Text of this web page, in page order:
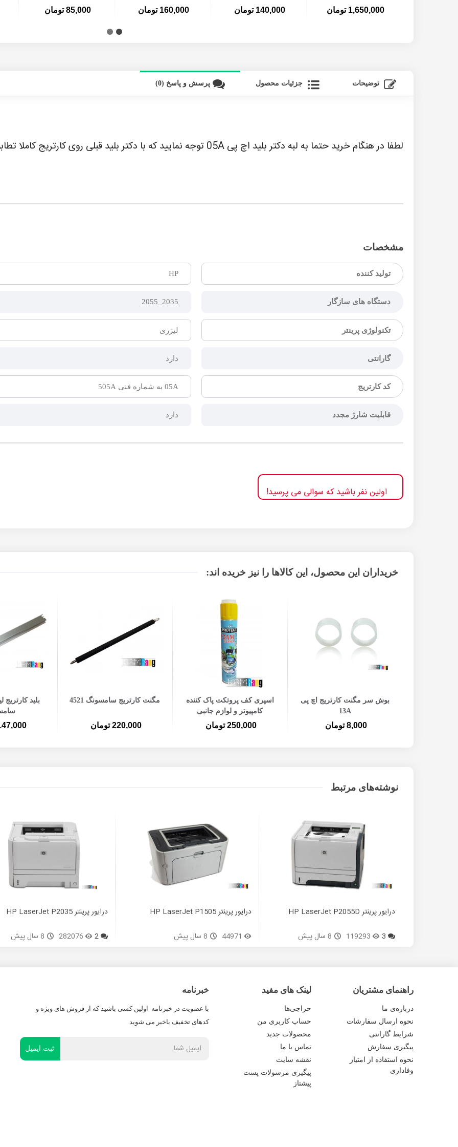
1,650,000 تومان 140,000 تومان 160,000 تومان 85,000 تومان
توضیحات جزئیات محصول پرسش و پاسخ (0)
لطفا در هنگام خرید حتما به لبه دکتر بلید اچ پی 05A توجه نمایید که با دکتر بلید قبلی روی کارتریج کاملا تطابق داشته باشد.
مشخصات
تولید کننده HP
دستگاه های سازگار 2035_2055
تکنولوژی پرینتر لیزری
گارانتی دارد
کد کارتریج 05A به شماره فنی 505A
قابلیت شارژ مجدد دارد
اولین نفر باشید که سوالی می پرسید!
خریداران این محصول، این کالاها را نیز خریده اند:
افزودن به سبد خرید
بوش سر مگنت کارتریج اچ پی
13A
8,000 تومان
افزودن به سبد خرید
اسپری کف پروتکت پاک کننده
کامپیوتر و لوازم جانبی
250,000 تومان
افزودن به سبد خرید
مگنت کارتریج سامسونگ 4521
220,000 تومان 147,000
نوشته‌های مرتبط
درایور پرینتر HP LaserJet P2055D
3
119293 8 سال پیش
درایور پرینتر HP LaserJet P1505
44971
8 سال پیش
درایور پرینتر HP LaserJet P2035
2
282076 8 سال پیش
راهنمای مشتریان
درباره‌ی ما
نحوه ارسال سفارشات
شرایط گارانتی
پیگیری سفارش
نحوه استفاده از امتیاز
وفاداری
لینک های مفید
حراجی‌ها
حساب کاربری من
محصولات جدید
تماس با ما
نقشه سایت
پیگیری مرسولات پست
پیشتاز
خبرنامه
با عضویت در خبرنامه اولین کسی باشید که از فروش های ویژه و
کدهای تخفیف باخبر می شوید